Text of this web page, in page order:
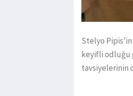
Stelyo
keyifli odluğu
tavsiyelerinin